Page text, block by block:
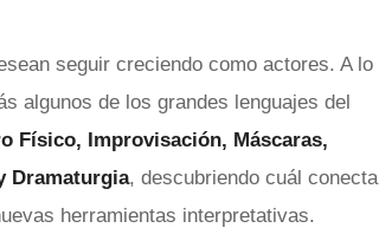
seguir creciendo como actores. A lo
algunos de los grandes lenguajes del
Físico, Improvisación, Máscaras,
Dramaturgia, descubriendo cuál conecta
herramientas interpretativas.